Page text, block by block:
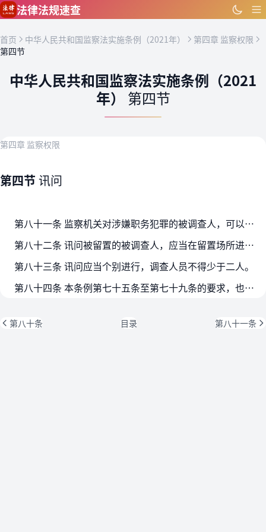
跳到主要内容
法律法规速查
首页 中华人民共和国监察法实施条例（2021年）
第四章 监察权限
第四节
中华人民共和国监察法实施条例（2021
年） 第四节
第四章 监察权限
第四节 讯问
第八十一条 监察机关对涉嫌职务犯罪的被调查人，可以依法进行讯问，要求其如实供述涉嫌犯罪的情况。
第八十二条 讯问被留置的被调查人，应当在留置场所进行。
第八十三条 讯问应当个别进行，调查人员不得少于二人。
第八十四条 本条例第七十五条至第七十九条的要求，也适用于讯问。
第八十条 目录 第八十一条